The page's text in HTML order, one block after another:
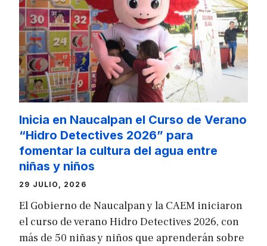
Inicia en Naucalpan el Curso de Verano
“Hidro Detectives 2026” para
fomentar la cultura del agua entre
niñas y niños
29 JULIO, 2026
El Gobierno de Naucalpan y la CAEM iniciaron
el curso de verano Hidro Detectives 2026, con
más de 50 niñas y niños que aprenderán sobre